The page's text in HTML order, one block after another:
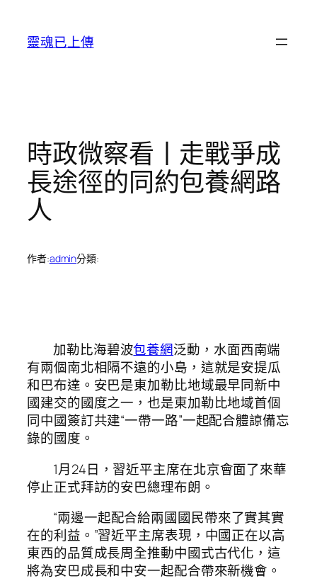
靈魂已上傳
時政微察看丨走戰爭成
長途徑的同約包養網路
人
作者:admin分類:
加勒比海碧波包養網泛動，水面西南端
有兩個南北相隔不遠的小島，這就是安提瓜
和巴布達。安巴是東加勒比地域最早同新中
國建交的國度之一，也是東加勒比地域首個
同中國簽訂共建“一帶一路”一起配合體諒備忘
錄的國度。
1月24日，習近平主席在北京會面了來華
停止正式拜訪的安巴總理布朗。
“兩邊一起配合給兩國國民帶來了實其實
在的利益。”習近平主席表現，中國正在以高
東西的品質成長周全推動中國式古代化，這
將為安巴成長和中安一起配合帶來新機會。